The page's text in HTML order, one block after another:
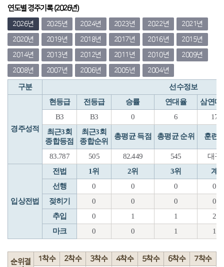
연도별 경주기록 (2026년)
2026년 2025년 2024년 2023년 2022년
2021년
2020년
2019년 2018년 2017년 2016년
2015년
2014년
2013년 2012년 2011년 2010년
2009년
2008년
2007년 2006년 2005년 2004년
구분 선수정보
경주성적
현등급 전등급 승률 연대율
삼연대
B3
B3 0 6
17
최근3회
종합등점
최근3회
종합순위
총평균 득점 총평균 순위 훈련
83.787 505 82.449 545 대구
입상전법
전법 1위 2위 3위
계
선행
0 0 0
0
젖히기
0 0 0
0
추입
0 1 1
2
마크
0 0 1 1
순위결
1착수 2착수 3착수 4착수 5착수 6착수
7착수